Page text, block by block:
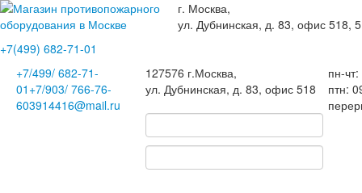
г. Москва,
ул. Дубнинская, д. 83, офис 518,
+7(499) 682-71-01
+7/499/ 682-71-
01 +7/903/ 766-76-
603914416@mail.ru
127576 г.Москва,
ул. Дубнинская, д. 83, офис 518
пн-
птн: